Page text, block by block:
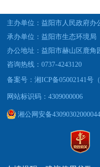
主办单位：益阳市人民政府办
承办单位：益阳市生态环境局
办公地址：益阳市赫山区鹿角
咨询热线：0737-4243120
备案号：湘ICP备05002141号
网站标识码：4309000006
湘公网安备